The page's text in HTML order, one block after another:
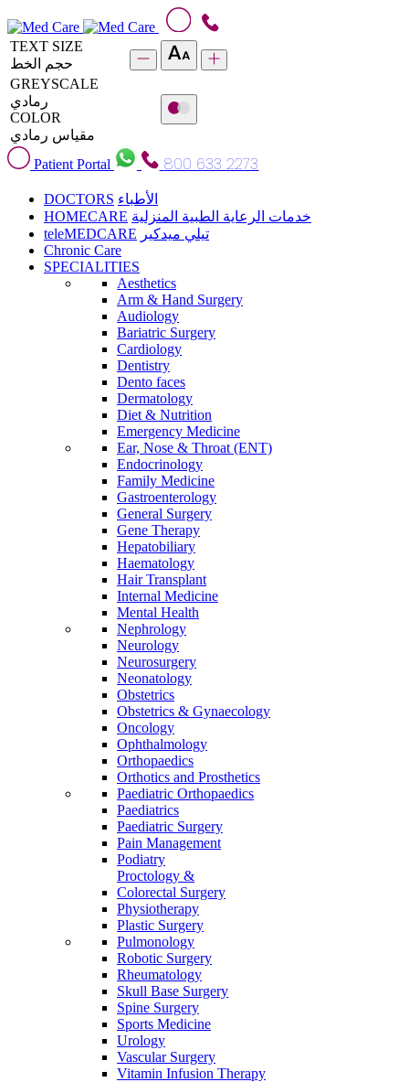
TEXT SIZE
حجم الخط
GREYSCALE
رمادي
COLOR
مقياس رمادي
Patient Portal
800 633 2273
DOCTORS الأطباء
HOMECARE خدمات الرعاية الطبية المنزلية
teleMEDCARE تيلي ميدكير
Chronic Care
SPECIALITIES
Aesthetics
Arm & Hand Surgery
Audiology
Bariatric Surgery
Cardiology
Dentistry
Dento faces
Dermatology
Diet & Nutrition
Emergency Medicine
Ear, Nose & Throat (ENT)
Endocrinology
Family Medicine
Gastroenterology
General Surgery
Gene Therapy
Hepatobiliary
Haematology
Hair Transplant
Internal Medicine
Mental Health
Nephrology
Neurology
Neurosurgery
Neonatology
Obstetrics
Obstetrics & Gynaecology
Oncology
Ophthalmology
Orthopaedics
Orthotics and Prosthetics
Paediatric Orthopaedics
Paediatrics
Paediatric Surgery
Pain Management
Podiatry
Proctology &
Colorectal Surgery
Physiotherapy
Plastic Surgery
Pulmonology
Robotic Surgery
Rheumatology
Skull Base Surgery
Spine Surgery
Sports Medicine
Urology
Vascular Surgery
Vitamin Infusion Therapy